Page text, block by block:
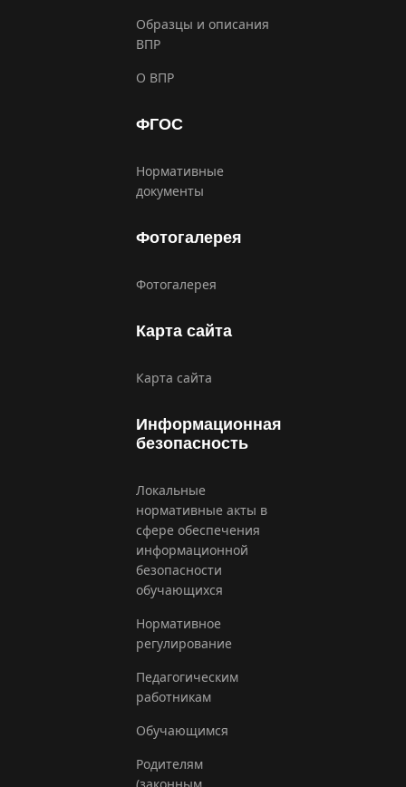
Образцы и описания
ВПР
О ВПР
ФГОС
Нормативные
документы
Фотогалерея
Фотогалерея
Карта сайта
Карта сайта
Информационная
безопасность
Локальные
нормативные акты в
сфере обеспечения
информационной
безопасности
обучающихся
Нормативное
регулирование
Педагогическим
работникам
Обучающимся
Родителям